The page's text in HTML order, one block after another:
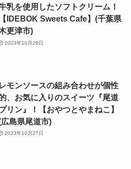
乳を使用したソフトクリーム！
【IDEBOK Sweets Cafe】(千葉県
更津市)
2023年10月28日
レモンソースの組み合わせが個性
、お気に入りのスイーツ『尾道
リン』！【おやつとやまねこ】
島県尾道市)
2023年10月27日